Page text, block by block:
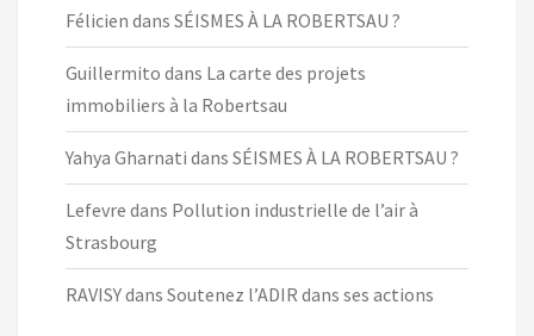
Félicien dans SÉISMES À LA ROBERTSAU ?
Guillermito dans La carte des projets
immobiliers à la Robertsau
Yahya Gharnati dans SÉISMES À LA ROBERTSAU ?
Lefevre dans Pollution industrielle de l’air à
Strasbourg
RAVISYdans Soutenez l’ADIR dans ses actions